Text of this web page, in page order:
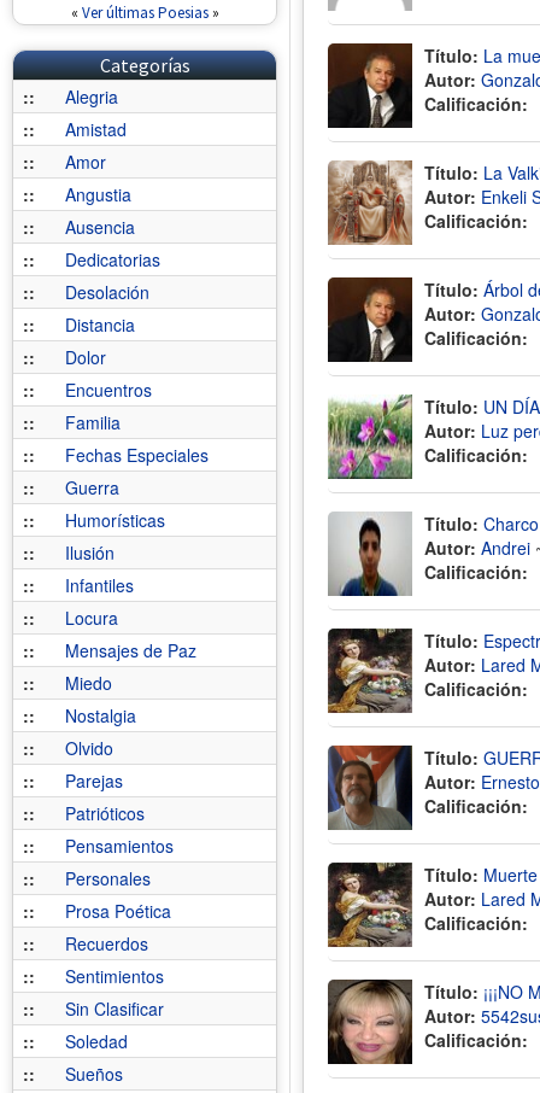
« Ver últimas Poesias»
Categorías
::
Alegria
::
Amistad
::
Amor
::
Angustia
::
Ausencia
::
Dedicatorias
::
Desolación
::
Distancia
::
Dolor
::
Encuentros
::
Familia
::
Fechas Especiales
::
Guerra
::
Humorísticas
::
Ilusión
::
Infantiles
::
Locura
::
Mensajes de Paz
::
Miedo
::
Nostalgia
::
Olvido
::
Parejas
::
Patrióticos
::
Pensamientos
::
Personales
::
Prosa Poética
::
Recuerdos
::
Sentimientos
::
Sin Clasificar
::
Soledad
::
Sueños
Título: La
Autor:
Calificación:
Título: La
Autor: Enkeli
Calificación:
Título: Árbol
Autor:
Calificación:
Título: UN
Autor: Luz
Calificación:
Título:
Autor: Andrei
Calificación:
Título:
Autor: Lared
Calificación:
Título:
Autor:
Calificación:
Título:
Autor: Lared
Calificación:
Título: ¡¡¡NO
Autor:
Calificación: